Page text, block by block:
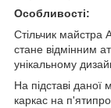
Особливості:
Стільчик майстра
стане відмінним
унікальному
На підставі
каркас на